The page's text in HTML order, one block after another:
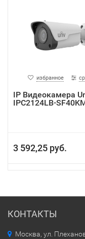
избранное
IP Видеокамера
IPC2124LB-
3 592,25 руб.
КОНТАКТЫ
Москва, ул.